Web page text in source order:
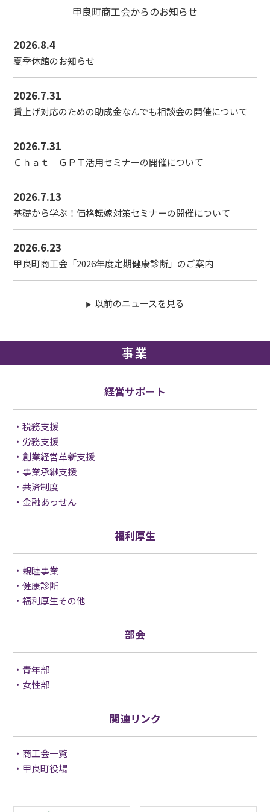
甲良町商工会からのお知らせ
2026.8.4
夏季休館のお知らせ
2026.7.31
賃上げ対応のための助成金なんでも相談会の開催について
2026.7.31
Ｃｈａｔ ＧＰＴ活用セミナーの開催について
2026.7.13
基礎から学ぶ！価格転嫁対策セミナーの開催について
2026.6.23
甲良町商工会「2026年度定期健康診断」のご案内
以前のニュースを見る
事業
経営サポート
税務支援
労務支援
創業経営革新支援
事業承継支援
共済制度
金融あっせん
福利厚生
親睦事業
健康診断
福利厚生その他
部会
青年部
女性部
関連リンク
商工会一覧
甲良町役場